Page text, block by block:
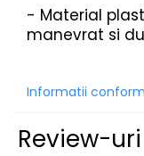
SETURI STICKERE
STICKERE CAPAC
STICKERE CU
STICKERE JDM
- Material
manevrat si
Informatii
Review-uri